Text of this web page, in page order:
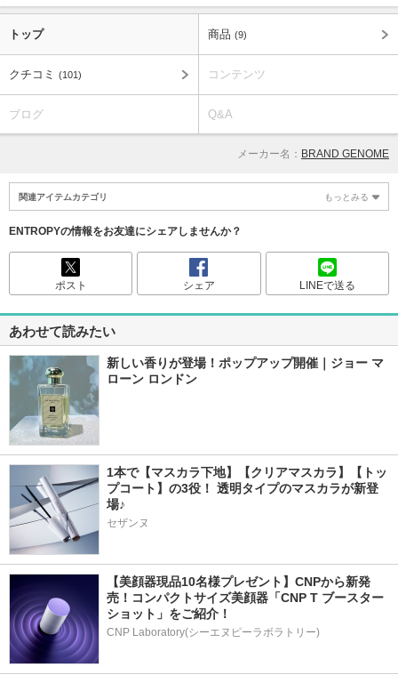
トップ 商品 (9)
クチコミ (101) コンテンツ
ブログ Q&A
メーカー名： BRAND GENOME
関連アイテムカテゴリ もっとみる
ENTROPYの情報をお友達にシェアしませんか？
ポスト シェア LINEで送る
あわせて読みたい
新しい香りが登場！ポップアップ開催｜ジョー マ
ローン ロンドン
1本で【マスカラ下地】【クリアマスカラ】【トッ
プコート】の3役！ 透明タイプのマスカラが新登
場♪
セザンヌ
【美顔器現品10名様プレゼント】CNPから新発
売！コンパクトサイズ美顔器「CNP T ブースター
ショット」をご紹介！
CNP Laboratory(シーエヌピーラボラトリー)